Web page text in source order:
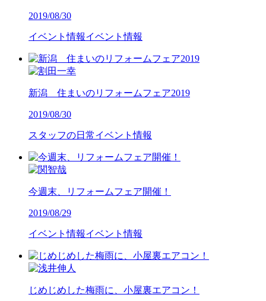
2019/08/30
イベント情報イベント情報
新潟 住まいのリフォームフェア2019
2019/08/30
スタッフの日常イベント情報
今週末、リフォームフェア開催！
2019/08/29
イベント情報イベント情報
じめじめした梅雨に、小屋裏エアコン！